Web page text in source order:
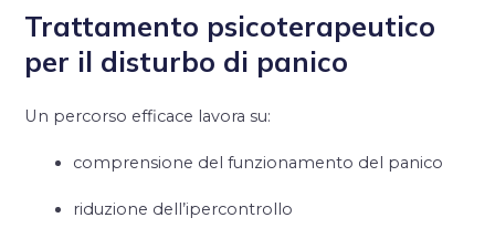
Trattamento psicoterapeutico
per il disturbo di panico
Un percorso efficace lavora su:
comprensione del funzionamento del panico
riduzione dell’ipercontrollo